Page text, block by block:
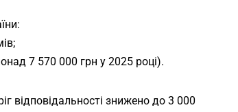
7 570 000 грн у 2025 році).
відповідальності знижено до 3 000